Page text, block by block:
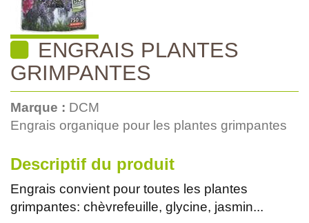
ENGRAIS PLANTES
GRIMPANTES
Marque : DCM
Engrais organique pour les plantes grimpantes
Descriptif du produit
Engrais convient pour toutes les plantes
grimpantes: chèvrefeuille, glycine, jasmin...